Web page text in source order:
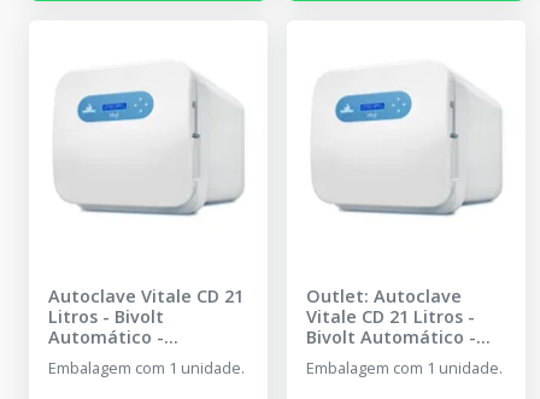
Autoclave Vitale CD 21
Litros - Bivolt
Automático -
CRISTÓFOLI
Embalagem com 1 unidade.
Outlet: Autoclave
Vitale CD 21 Litros -
Bivolt Automático -
CRISTÓFOLI
Embalagem com 1 unidade.